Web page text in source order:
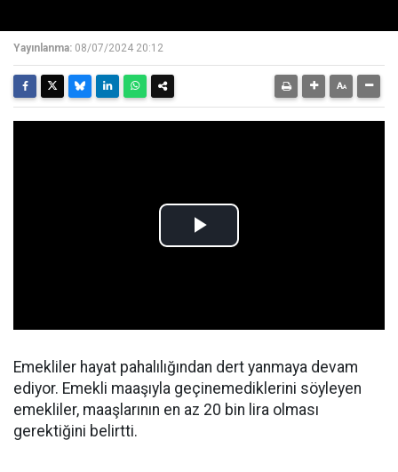
Yayınlanma: 08/07/2024 20:12
Emekliler hayat pahalılığından dert yanmaya devam
ediyor. Emekli maaşıyla geçinemediklerini söyleyen
emekliler, maaşlarının en az 20 bin lira olması
gerektiğini belirtti.